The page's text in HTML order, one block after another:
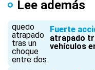
Lee además
Fuerte
atrapado
vehículos